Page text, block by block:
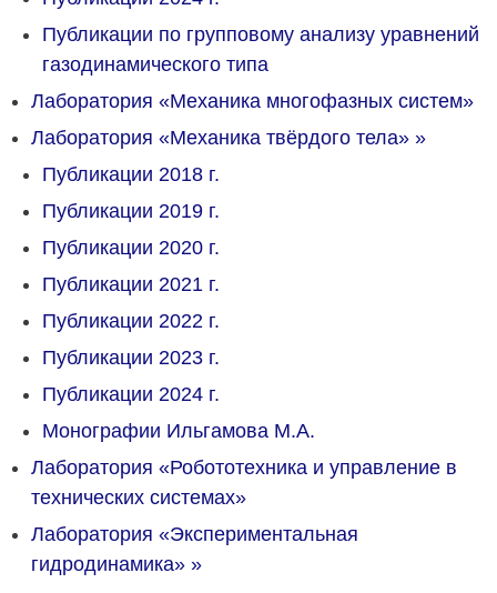
Публикации по групповому анализу уравнений
газодинамического типа
Лаборатория «Механика многофазных систем»
Лаборатория «Механика твёрдого тела» »
Публикации 2018 г.
Публикации 2019 г.
Публикации 2020 г.
Публикации 2021 г.
Публикации 2022 г.
Публикации 2023 г.
Публикации 2024 г.
Монографии Ильгамова М.А.
Лаборатория «Робототехника и управление в
технических системах»
Лаборатория «Экспериментальная
гидродинамика» »